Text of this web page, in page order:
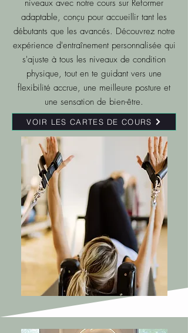
niveaux avec notre cours sur Reformer
adaptable, conçu pour accueillir tant les
débutants que les avancés. Découvrez notre
expérience d'entraînement personnalisée qui
s'ajuste à tous les niveaux de condition
physique, tout en te guidant vers une
flexibilité accrue, une meilleure posture et
une sensation de bien-être.
VOIR LES CARTES DE COURS